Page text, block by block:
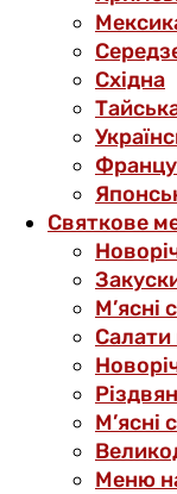
Східна
Святкове
М’ясні
Салати
М’ясні
Меню